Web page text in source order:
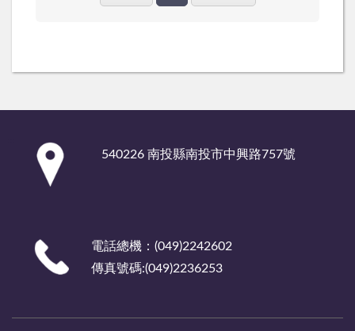
540226 南投縣南投市中興路757號
電話總機：(049)2242602
傳真號碼:(049)2236253